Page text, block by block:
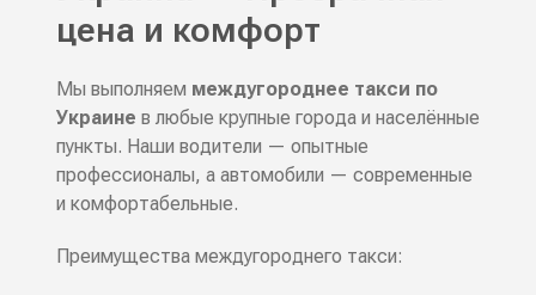
цена и комфорт
Мы выполняем междугороднее такси по
Украине в любые крупные города и населённые
пункты. Наши водители — опытные
профессионалы, а автомобили — современные
и комфортабельные.
Преимущества междугороднего такси: